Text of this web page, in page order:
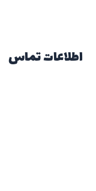
اطلاعات تماس